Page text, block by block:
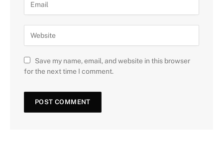
Save my name, email, and website in this browser
for the next time I comment.